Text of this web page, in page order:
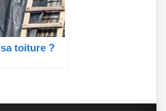
toiture ?